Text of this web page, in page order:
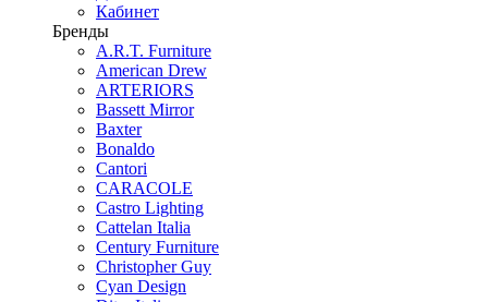
Кабинет
Бренды
A.R.T. Furniture
American Drew
ARTERIORS
Bassett Mirror
Baxter
Bonaldo
Cantori
CARACOLE
Castro Lighting
Cattelan Italia
Century Furniture
Christopher Guy
Cyan Design